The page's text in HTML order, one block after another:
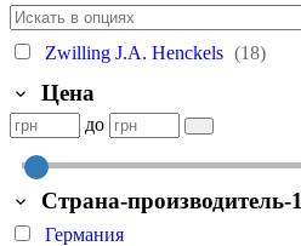
Zwilling J.A. Henckels (18)
Цена
до
Страна-производитель-1
Германия